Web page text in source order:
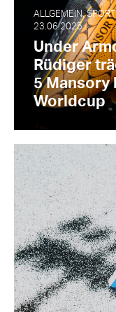
ALLGEMEIN,
23.06.2025
Under
Rüdiger
5 Mansory
Worldcup